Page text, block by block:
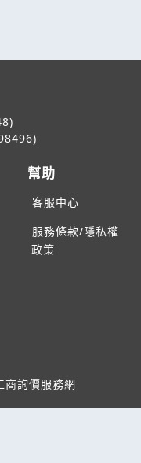
幫助
客服中心
服務條款/隱私權
政策
商詢價服務網
頁